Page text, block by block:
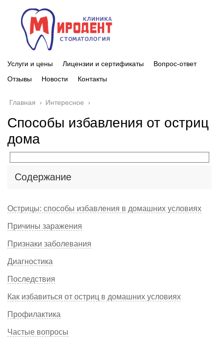
Услуги и цены Лицензии и сертификаты
Вопрос-ответ
Отзывы
Новости Контакты
Главная › Интересное ›
Способы избавления от остриц
дома
Содержание
Острицы: способы избавления в домашних условиях
Причины заражения
Признаки заболевания
Диагностика
Последствия
Как избавиться от остриц в домашних условиях
Профилактика
Частые вопросы